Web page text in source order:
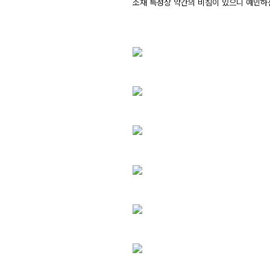
소재 특성상 약간의 비침이 있으니 예민